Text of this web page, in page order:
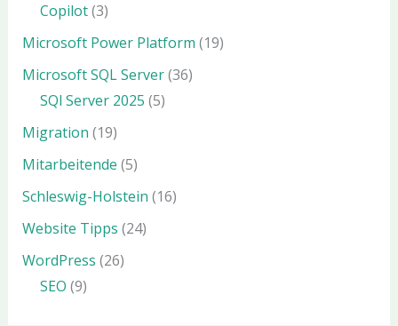
Copilot(3)
Microsoft Power Platform (19)
Microsoft SQL Server(36)
SQl Server 2025 (5)
Migration (19)
Mitarbeitende (5)
Schleswig-Holstein (16)
Website Tipps (24)
WordPress (26)
SEO (9)